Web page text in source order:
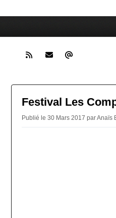
Festival Les
Publié le 30 Mars 2017 par Anaïs